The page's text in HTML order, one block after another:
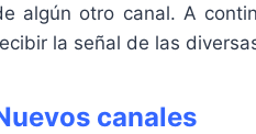
algún otro canal. A
la señal de las
canales